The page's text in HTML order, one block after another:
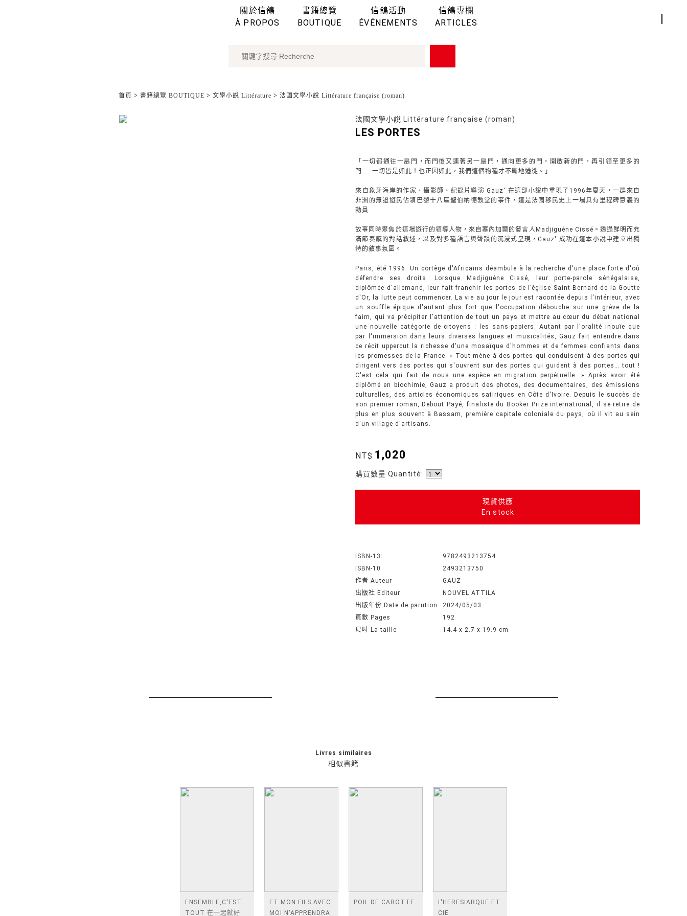
關於信鴿
À PROPOS
書籍總覽
BOUTIQUE
信鴿活動
ÉVÉNEMENTS
信鴿專欄
ARTICLES
首頁 > 書籍總覽 BOUTIQUE > 文學小說 Littérature > 法國文學小說 Littérature française (roman)
法國文學小說 Littérature française (roman)
LES PORTES
「一切都通往一扇門，而門後又連著另一扇門，通向更多的門，開啟新的門，再引領至更多的
門……一切皆是如此！也正因如此，我們這個物種才不斷地遷徙。」
來自象牙海岸的作家、攝影師、紀錄片導演 Gauz' 在這部小說中重現了1996年夏天，一群來自
非洲的無證遊民佔領巴黎十八區聖伯納德教堂的事件，這是法國移民史上一場具有里程碑意義的
動員
故事同時聚焦於這場遊行的領導人物，來自塞內加爾的發言人Madjiguène Cissé。透過鮮明而充
滿節奏感的對話敘述，以及對多種語言與聲韻的沉浸式呈現，Gauz' 成功在這本小說中建立出獨
特的敘事氛圍。
Paris, été 1996. Un cortège d'Africains déambule à la recherche d'une place forte d'où
défendre ses droits. Lorsque Madjiguène Cissé, leur porte-parole sénégalaise,
diplômée d'allemand, leur fait franchir les portes de l’église Saint-Bernard de la Goutte
d'Or, la lutte peut commencer. La vie au jour le jour est racontée depuis l'intérieur, avec
un souffle épique d'autant plus fort que l'occupation débouche sur une grève de la
faim, qui va précipiter l'attention de tout un pays et mettre au cœur du débat national
une nouvelle catégorie de citoyens : les sans-papiers. Autant par l'oralité inouïe que
par l'immersion dans leurs diverses langues et musicalités, Gauz fait entendre dans
ce récit uppercut la richesse d'une mosaïque d'hommes et de femmes confiants dans
les promesses de la France. « Tout mène à des portes qui conduisent à des portes qui
dirigent vers des portes qui s'ouvrent sur des portes qui guident à des portes… tout !
C'est cela qui fait de nous une espèce en migration perpétuelle. » Après avoir été
diplômé en biochimie, Gauz a produit des photos, des documentaires, des émissions
culturelles, des articles économiques satiriques en Côte d'Ivoire. Depuis le succès de
son premier roman, Debout Payé, finaliste du Booker Prize international, il se retire de
plus en plus souvent à Bassam, première capitale coloniale du pays, où il vit au sein
d'un village d'artisans.
NT$ 1,020
購買數量 Quantité:
現貨供應
En stock
ISBN-13:
9782493213754
ISBN-10
2493213750
作者 Auteur
GAUZ
出版社 Editeur
NOUVEL ATTILA
出版年份 Date de parution
2024/05/03
頁數 Pages
192
尺吋 La taille
14.4 x 2.7 x 19.9 cm
相似書籍
Livres similaires
ENSEMBLE,C'EST
TOUT 在一起就好
ET MON FILS AVEC
MOI N'APPRENDRA
POIL DE CAROTTE
L'HERESIARQUE ET
CIE